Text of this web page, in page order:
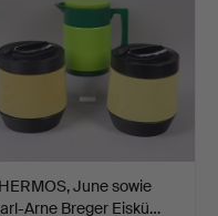
June sowie
Arne Breger Eiskü…